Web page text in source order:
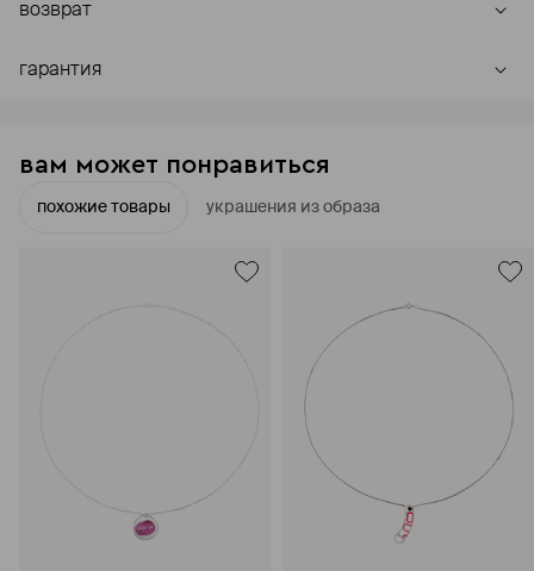
возврат
гарантия
вам может понравиться
похожие товары украшения из образа